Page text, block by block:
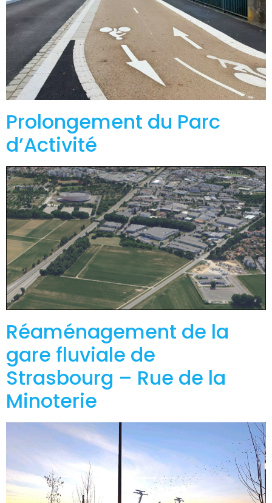
Prolongement du Parc
d’Activité
Réaménagement de la
gare fluviale de
Strasbourg – Rue de la
Minoterie